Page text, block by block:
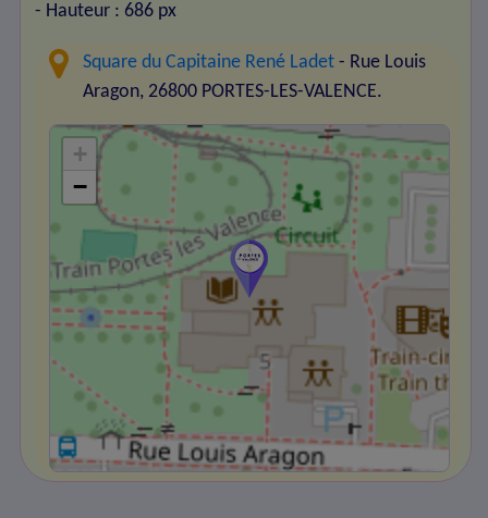
- Hauteur : 686 px
Square du Capitaine René Ladet - Rue Louis
Aragon, 26800 PORTES-LES-VALENCE.
+
−